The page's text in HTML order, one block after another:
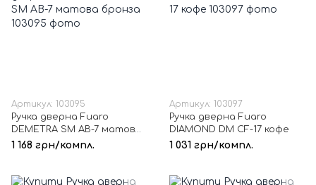
Артикул: 103095
Ручка дверна Fuaro
DEMETRA SM AB-7 матова
бронза
1 168 грн/компл.
Артикул: 103097
Ручка дверна Fuaro
DIAMOND DM CF-17 кофе
1 031 грн/компл.